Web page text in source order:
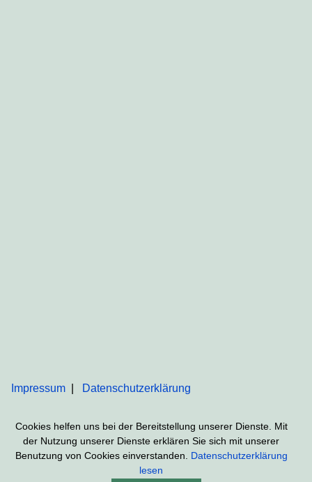
Impressum Datenschutzerklärung
Cookies helfen uns bei der Bereitstellung unserer Dienste. Mit
der Nutzung unserer Dienste erklären Sie sich mit unserer
Benutzung von Cookies einverstanden. Datenschutzerklärung
lesen